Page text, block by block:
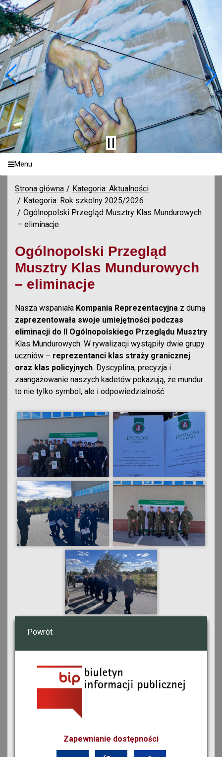
Menu
Strona główna
Kategoria: Aktualności
Kategoria: Rok szkolny 2025/2026
Ogólnopolski Przegląd Musztry Klas Mundurowych
– eliminacje
Ogólnopolski Przegląd
Musztry Klas Mundurowych
– eliminacje
Nasza wspaniała Kompania Reprezentacyjna z dumą
zaprezentowała swoje umiejętności podczas
eliminacji do II Ogólnopolskiego Przeglądu Musztry
Klas Mundurowych. W rywalizacji wystąpiły dwie grupy
uczniów – reprezentanci klas straży granicznej
oraz klas policyjnych. Dyscyplina, precyzja i
zaangażowanie naszych kadetów pokazują, że mundur
to nie tylko symbol, ale i odpowiedzialność.
Powrót
Zapewnianie dostępności